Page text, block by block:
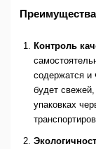
Контроль
содержатся и
будет
упаковках